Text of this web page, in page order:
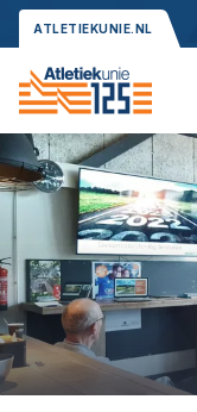
ATLETIEKUNIE.NL